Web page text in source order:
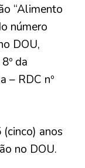
“Alimento
número
DOU,
da
– RDC nº
anos
no DOU.